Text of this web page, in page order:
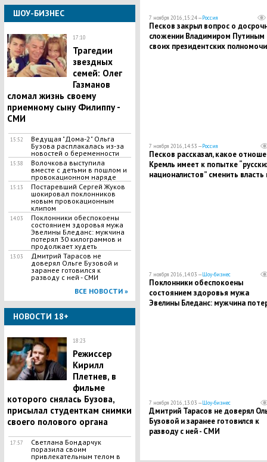
ШОУ-БИЗНЕС
17:10
Трагедии
звездных
семей: Олег
Газманов
сломал жизнь своему
приемному сыну Филиппу -
СМИ
15:52
Ведущая "Дома-2" Ольга
Бузова расплакалась из-за
новостей о беременности
15:38
Волочкова выступила
вместе с детьми в пошлом и
провокационном наряде
15:13
Постаревший Сергей Жуков
шокировал поклонников
новым провокационным
клипом
14:03
Поклонники обеспокоены
состоянием здоровья мужа
Эвелины Бледанс: мужчина
потерял 30 килограммов и
продолжает худеть
13:03
Дмитрий Тарасов не
доверял Ольге Бузовой и
заранее готовился к
разводу с ней - СМИ
ВСЕ НОВОСТИ »
НОВОСТИ 18+
18:23
Режиссер
Кирилл
Плетнев, в
фильме
которого снялась Бузова,
присылал студенткам снимки
своего полового органа
17:57
Светлана Бондарчук
поразила своим
привлекательным телом в
7 ноября 2016, 15:24 —Россия
Песков закрыл вопрос о
сложении Владимиром Путиным
своих президентских
7 ноября 2016, 14:53 —Россия
Песков рассказал, какое
Кремль имеет к попытке
националистов” сменить власть
7 ноября 2016, 14:03 —Шоу-бизнес
Поклонники обеспокоены
состоянием здоровья мужа
Эвелины Бледанс: мужчина
7 ноября 2016, 13:03 —Шоу-бизнес
Дмитрий Тарасов не доверял
Бузовой и заранее готовился к
разводу с ней - СМИ